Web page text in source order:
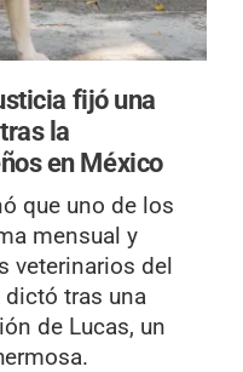
fijó una
la
en México
que uno de los
mensual y
veterinarios del
tras una
de Lucas, un